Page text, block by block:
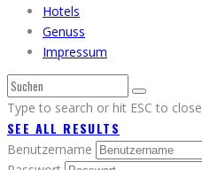
Hotels
Genuss
Impressum
Type to search or hit ESC to close
SEE ALL RESULTS
Benutzername